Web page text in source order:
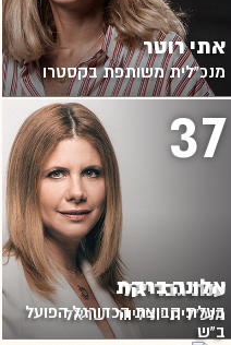
אתי רוטר
מנכ"לית משותפת בקסטרו
37
ענת גבריאל
מנכ"לית יוניליוור ישראל
אלונה ברקת
בעלת קבוצת הכדורגל הפועל
ב"ש